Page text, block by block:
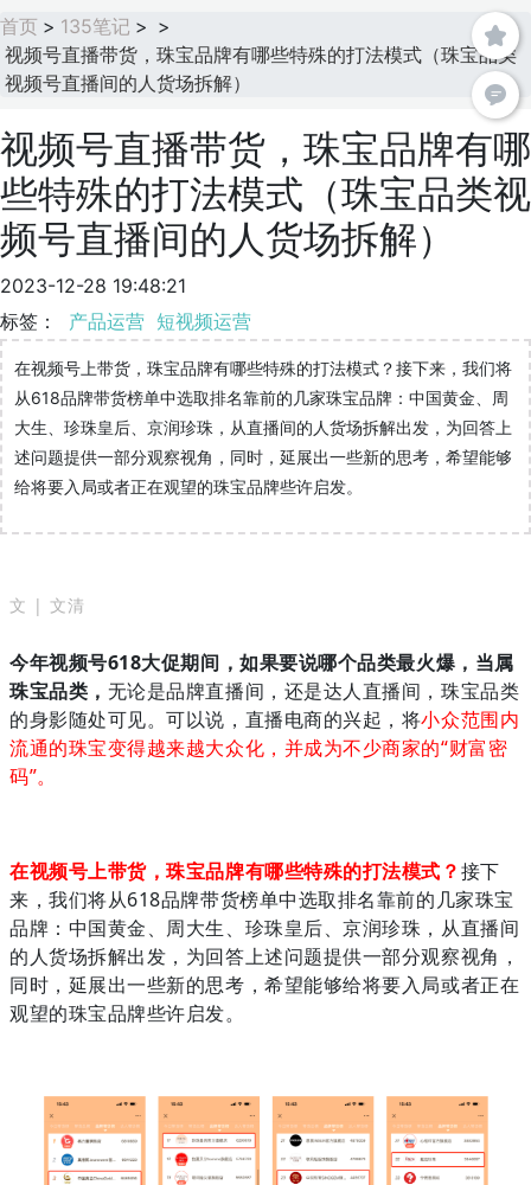
首页 > 135笔记 > >
视频号直播带货，珠宝品牌有哪些特殊的打法模式（珠宝品类
视频号直播间的人货场拆解）
视频号直播带货，珠宝品牌有哪
些特殊的打法模式（珠宝品类视
频号直播间的人货场拆解）
2023-12-28 19:48:21
标签： 产品运营 短视频运营
在视频号上带货，珠宝品牌有哪些特殊的打法模式？接下来，我们将
从618品牌带货榜单中选取排名靠前的几家珠宝品牌：中国黄金、周
大生、珍珠皇后、京润珍珠，从直播间的人货场拆解出发，为回答上
述问题提供一部分观察视角，同时，延展出一些新的思考，希望能够
给将要入局或者正在观望的珠宝品牌些许启发。
文 | 文清
今年视频号618大促期间，如果要说哪个品类最火爆，当属
珠宝品类， 无论是品牌直播间，还是达人直播间，珠宝品类
的身影随处可见。可以说，直播电商的兴起，将小众范围内
流通的珠宝变得越来越大众化，并成为不少商家的“财富密
码”。
在视频号上带货，珠宝品牌有哪些特殊的打法模式？接下
来，我们将从618品牌带货榜单中选取排名靠前的几家珠宝
品牌：中国黄金、周大生、珍珠皇后、京润珍珠，从直播间
的人货场拆解出发，为回答上述问题提供一部分观察视角，
同时，延展出一些新的思考，希望能够给将要入局或者正在
观望的珠宝品牌些许启发。